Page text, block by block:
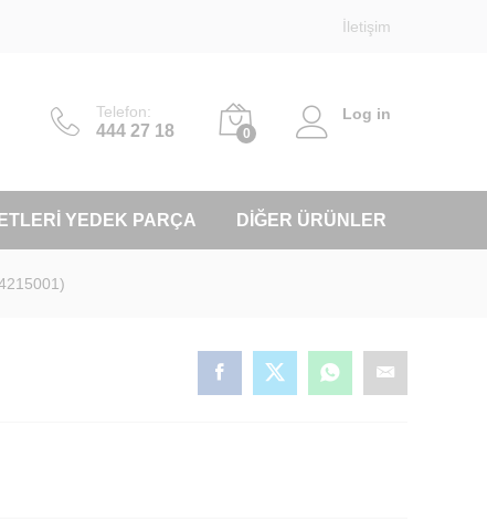
İletişim
Telefon:
444 27 18 0
Log in
YEDEK PARÇA DIĞER ÜRÜNLER